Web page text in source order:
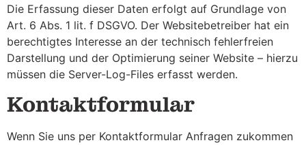
Die Erfassung dieser Daten erfolgt auf Grundlage von
Art. 6 Abs. 1 lit. f DSGVO. Der Websitebetreiber hat ein
berechtigtes Interesse an der technisch fehlerfreien
Darstellung und der Optimierung seiner Website – hierzu
müssen die Server-Log-Files erfasst werden.
Kontaktformular
Wenn Sie uns per Kontaktformular Anfragen zukommen